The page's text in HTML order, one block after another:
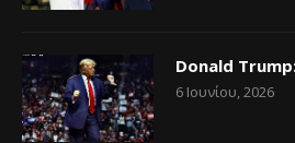
Donald
6 Ιουνίου, 2026